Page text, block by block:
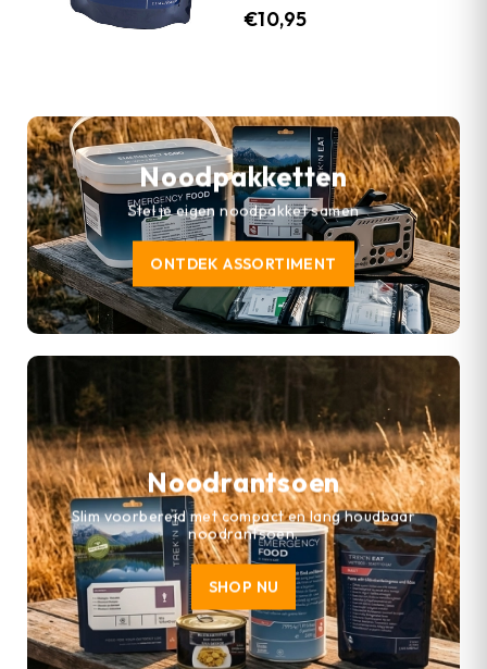
€10,95
Noodpakketten
Stel je eigen noodpakket samen
ONTDEK ASSORTIMENT
Noodrantsoen
Slim voorbereid met compact en lang houdbaar
noodrantsoen.
SHOP NU